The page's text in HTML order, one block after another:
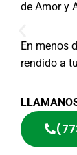
de Amor y
En menos
rendido a